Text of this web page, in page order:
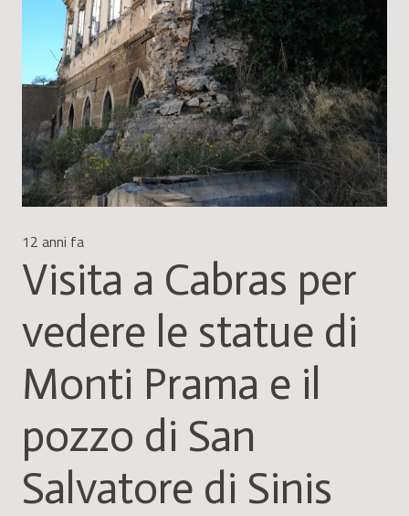
12 anni fa
Visita a Cabras per
vedere le statue di
Monti Prama e il
pozzo di San
Salvatore di Sinis